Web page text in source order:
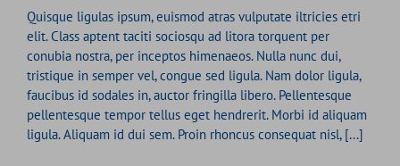
Quisque ligulas ipsum, euismod atras vulputate iltricies etri
elit. Class aptent taciti sociosqu ad litora torquent per
conubia nostra, per inceptos himenaeos. Nulla nunc dui,
tristique in semper vel, congue sed ligula. Nam dolor ligula,
faucibus id sodales in, auctor fringilla libero. Pellentesque
pellentesque tempor tellus eget hendrerit. Morbi id aliquam
ligula. Aliquam id dui sem. Proin rhoncus consequat nisl, [...]